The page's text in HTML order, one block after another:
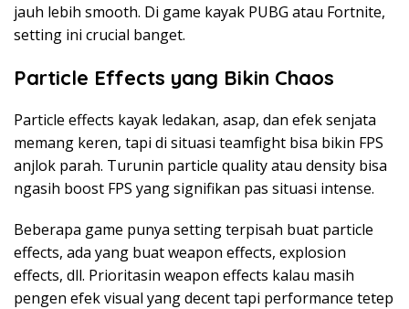
jauh lebih smooth. Di game kayak PUBG atau Fortnite,
setting ini crucial banget.
Particle Effects yang Bikin Chaos
Particle effects kayak ledakan, asap, dan efek senjata
memang keren, tapi di situasi teamfight bisa bikin FPS
anjlok parah. Turunin particle quality atau density bisa
ngasih boost FPS yang signifikan pas situasi intense.
Beberapa game punya setting terpisah buat particle
effects, ada yang buat weapon effects, explosion
effects, dll. Prioritasin weapon effects kalau masih
pengen efek visual yang decent tapi performance tetep